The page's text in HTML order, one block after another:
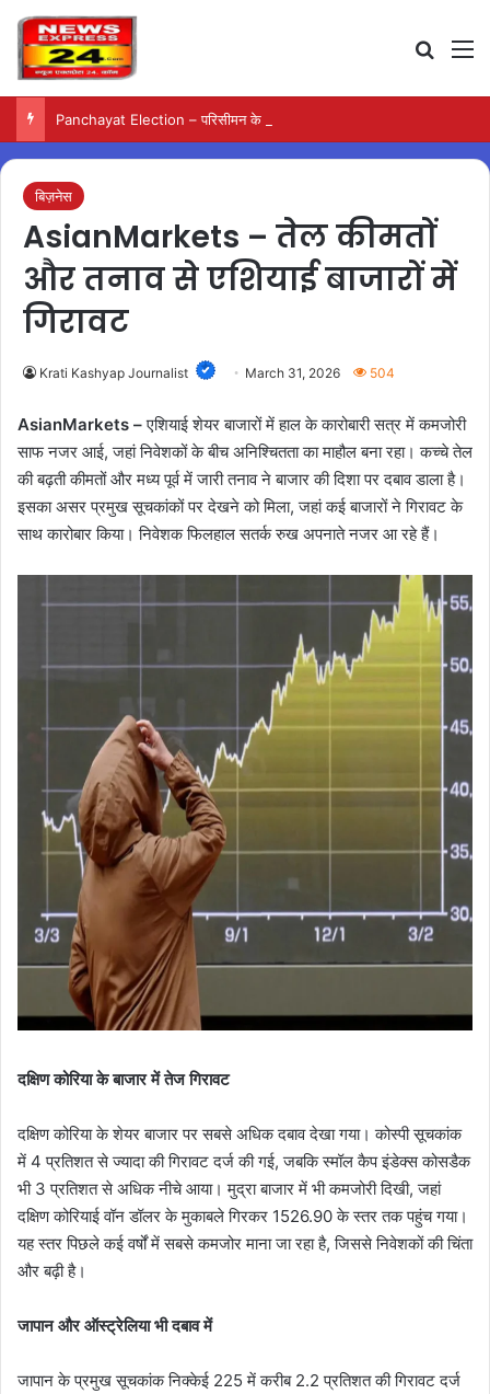
बिज़नेस
AsianMarkets – तेल कीमतों
और तनाव से एशियाई बाजारों में
गिरावट
Krati Kashyap Journalist March 31, 2026 504
AsianMarkets –एशियाई शेयर बाजारों में हाल के कारोबारी सत्र में कमजोरी
साफ नजर आई, जहां निवेशकों के बीच अनिश्चितता का माहौल बना रहा। कच्चे तेल
की बढ़ती कीमतों और मध्य पूर्व में जारी तनाव ने बाजार की दिशा पर दबाव डाला है।
इसका असर प्रमुख सूचकांकों पर देखने को मिला, जहां कई बाजारों ने गिरावट के
साथ कारोबार किया। निवेशक फिलहाल सतर्क रुख अपनाते नजर आ रहे हैं।
दक्षिण कोरिया के बाजार में तेज गिरावट
दक्षिण कोरिया के शेयर बाजार पर सबसे अधिक दबाव देखा गया। कोस्पी सूचकांक
में 4 प्रतिशत से ज्यादा की गिरावट दर्ज की गई, जबकि स्मॉल कैप इंडेक्स कोसडैक
भी 3 प्रतिशत से अधिक नीचे आया। मुद्रा बाजार में भी कमजोरी दिखी, जहां
दक्षिण कोरियाई वॉन डॉलर के मुकाबले गिरकर 1526.90 के स्तर तक पहुंच गया।
यह स्तर पिछले कई वर्षों में सबसे कमजोर माना जा रहा है, जिससे निवेशकों की चिंता
और बढ़ी है।
जापान और ऑस्ट्रेलिया भी दबाव में
जापान के प्रमुख सूचकांक निक्केई 225 में करीब 2.2 प्रतिशत की गिरावट दर्ज